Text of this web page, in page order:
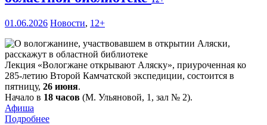
01.06.2026 Новости, 12+
Лекция «Вологжане открывают Аляску», приуроченная ко
285-летию Второй Камчатской экспедиции, состоится в
пятницу, 26 июня.
Начало в 18 часов (М. Ульяновой, 1, зал № 2).
Афиша
Подробнее